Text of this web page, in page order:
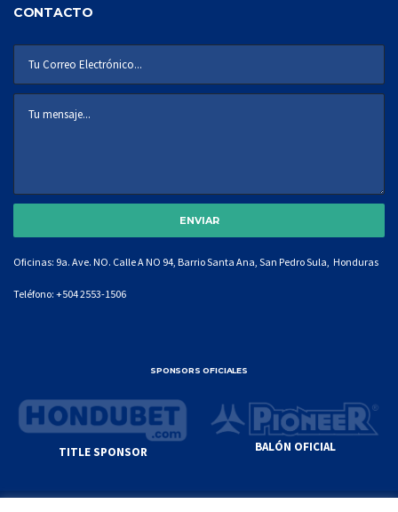
CONTACTO
Oficinas: 9a. Ave. NO. Calle A NO 94, Barrio Santa Ana, San Pedro Sula, Honduras
Teléfono: +504 2553-1506
SPONSORS OFICIALES
TITLE SPONSOR BALÓN OFICIAL